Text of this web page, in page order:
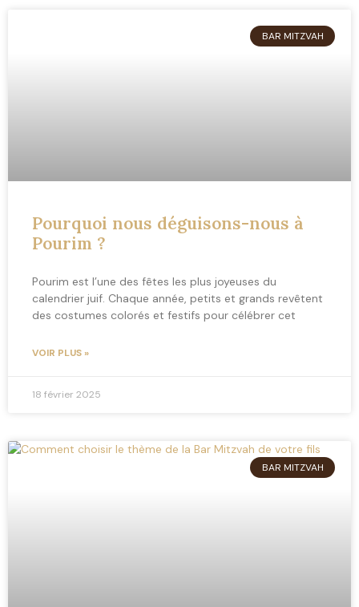
BAR MITZVAH
Pourquoi nous déguisons-nous à
Pourim ?
Pourim est l’une des fêtes les plus joyeuses du
calendrier juif. Chaque année, petits et grands revêtent
des costumes colorés et festifs pour célébrer cet
VOIR PLUS »
18 février 2025
BAR MITZVAH